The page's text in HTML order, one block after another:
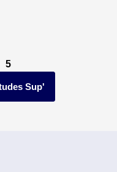
5
Sup'